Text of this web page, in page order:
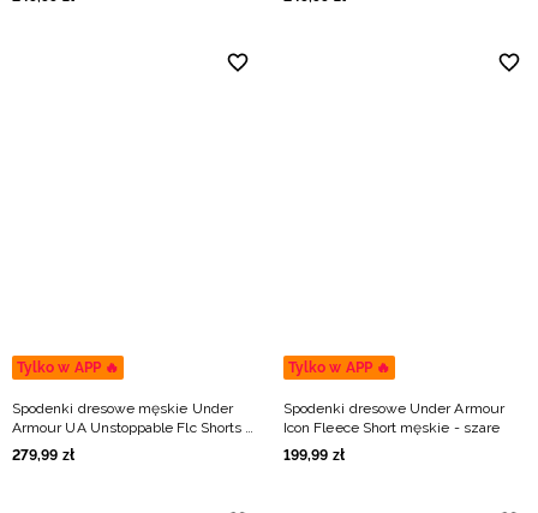
Tylko w APP 🔥
Spodenki dresowe męskie Under
Armour UA Unstoppable Flc Shorts -
szare
279,99 zł
Tylko w APP 🔥
Spodenki dresowe Under Armour
Icon Fleece Short męskie - szare
199,99 zł